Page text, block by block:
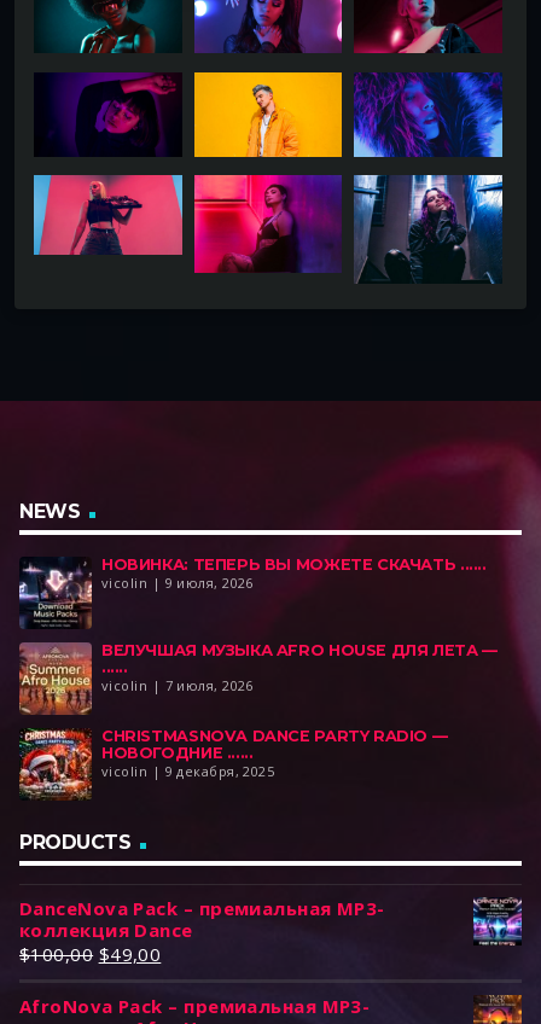
NEWS
НОВИНКА: ТЕПЕРЬ ВЫ МОЖЕТЕ СКАЧАТЬ ......
vicolin | 9 июля, 2026
BEЛУЧШАЯ МУЗЫКА AFRO HOUSE ДЛЯ ЛЕТА —
......
vicolin | 7 июля, 2026
CHRISTMASNOVA DANCE PARTY RADIO —
НОВОГОДНИЕ ......
vicolin | 9 декабря, 2025
PRODUCTS
DanceNova Pack – премиальная MP3-
коллекция Dance
$100,00 П
е
р
$49,00
е
к
AfroNova Pack – премиальная MP3-